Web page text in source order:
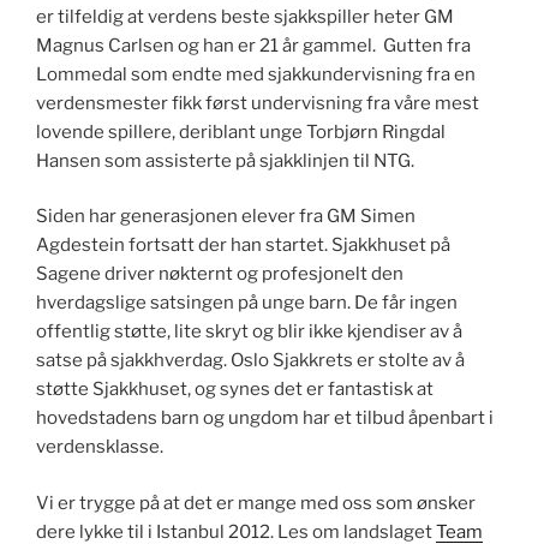
er tilfeldig at verdens beste sjakkspiller heter GM
Magnus Carlsen og han er 21 år gammel. Gutten fra
Lommedal som endte med sjakkundervisning fra en
verdensmester fikk først undervisning fra våre mest
lovende spillere, deriblant unge Torbjørn Ringdal
Hansen som assisterte på sjakklinjen til NTG.
Siden har generasjonen elever fra GM Simen
Agdestein fortsatt der han startet. Sjakkhuset på
Sagene driver nøkternt og profesjonelt den
hverdagslige satsingen på unge barn. De får ingen
offentlig støtte, lite skryt og blir ikke kjendiser av å
satse på sjakkhverdag. Oslo Sjakkrets er stolte av å
støtte Sjakkhuset, og synes det er fantastisk at
hovedstadens barn og ungdom har et tilbud åpenbart i
verdensklasse.
Vi er trygge på at det er mange med oss som ønsker
dere lykke til i Istanbul 2012. Les om landslagetTeam